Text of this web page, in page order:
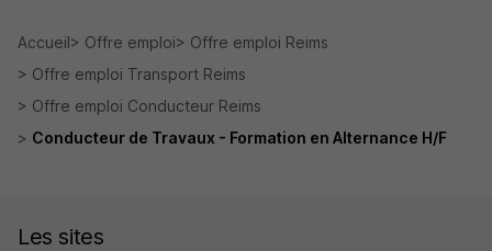
Accueil Offre emploi
Offre emploi Reims
Offre emploi Transport Reims
Offre emploi Conducteur Reims
Conducteur de Travaux - Formation en Alternance H/F
Les sites